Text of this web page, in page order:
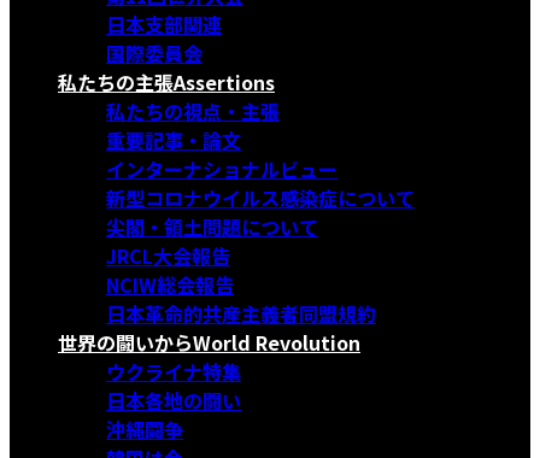
日本支部関連
国際委員会
私たちの主張Assertions
私たちの視点・主張
重要記事・論文
インターナショナルビュー
新型コロナウイルス感染症について
尖閣・領土問題について
JRCL大会報告
NCIW総会報告
日本革命的共産主義者同盟規約
世界の闘いからWorld Revolution
ウクライナ特集
日本各地の闘い
沖縄闘争